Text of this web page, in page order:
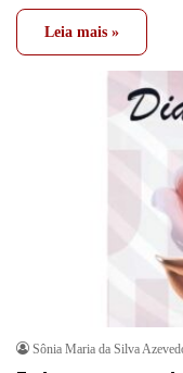
Leia mais »
Sônia Maria da Silva